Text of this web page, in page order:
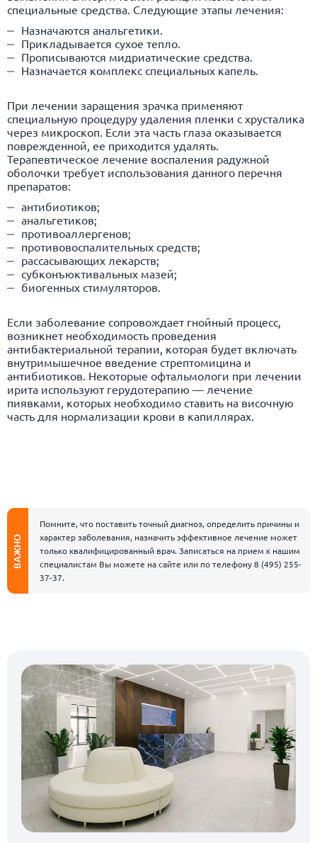
специальные средства. Следующие этапы лечения:
Назначаются анальгетики.
Прикладывается сухое тепло.
Прописываются мидриатические средства.
Назначается комплекс специальных капель.
При лечении заращения зрачка применяют
специальную процедуру удаления пленки с хрусталика
через микроскоп. Если эта часть глаза оказывается
поврежденной, ее приходится удалять.
Терапевтическое лечение воспаления радужной
оболочки требует использования данного перечня
препаратов:
антибиотиков;
анальгетиков;
противоаллергенов;
противовоспалительных средств;
рассасывающих лекарств;
субконъюктивальных мазей;
биогенных стимуляторов.
Если заболевание сопровождает гнойный процесс,
возникнет необходимость проведения
антибактериальной терапии, которая будет включать
внутримышечное введение стрептомицина и
антибиотиков. Некоторые офтальмологи при лечении
ирита используют герудотерапию — лечение
пиявками, которых необходимо ставить на височную
часть для нормализации крови в капиллярах.
ВАЖНО
Помните, что поставить точный диагноз, определить причины и
характер заболевания, назначить эффективное лечение может
только квалифицированный врач. Записаться на прием к нашим
специалистам Вы можете на сайте или по телефону8 (495) 255-
37-37.